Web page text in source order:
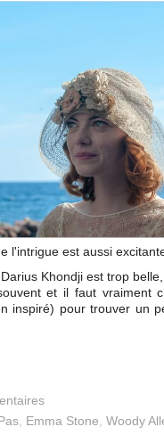
l'intrigue est aussi
Khondji est trop
et il faut vraiment
inspiré) pour trouver un
Emma Stone Woody